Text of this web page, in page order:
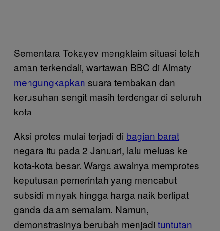
Sementara Tokayev mengklaim situasi telah
aman terkendali, wartawan BBC di Almaty
mengungkapkan suara tembakan dan
kerusuhan sengit masih terdengar di seluruh
kota.
Aksi protes mulai terjadi di bagian barat
negara itu pada 2 Januari, lalu meluas ke
kota-kota besar. Warga awalnya memprotes
keputusan pemerintah yang mencabut
subsidi minyak hingga harga naik berlipat
ganda dalam semalam. Namun,
demonstrasinya berubah menjadi tuntutan